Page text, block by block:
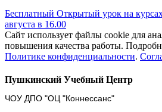
Бесплатный Открытый урок на
августа в 16.00
Сайт использует файлы cookie для
повышения качества работы.
Политике конфиденциальности.
Пушкинский Учебный Центр
ЧОУ ДПО "ОЦ "Коннессанс"